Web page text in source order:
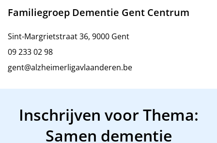
Familiegroep Dementie Gent Centrum
Sint-Margrietstraat 36, 9000 Gent
09 233 02 98
gent@alzheimerligavlaanderen.be
Inschrijven voor Thema:
Samen dementie